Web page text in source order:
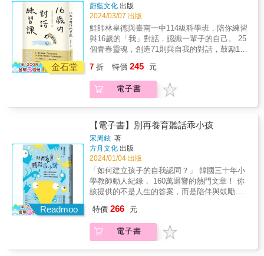
況？ 2. 委婉地說出最近孩子在班上發生的「許
多」大事。 3. 說出孩子的優點，以及老師對他
的疼愛。 4. 說出內心的擔憂。 5. 這些行爲會
對孩子産生哪些負面影響？如何影響孩子的未
來？ 6. 傾聽家長的心聲與需求。 7. 給予一些
更好。 9. 過一些時日，要告訴家長孩子的轉
採用能表達誠懇情感的溝通方式。 2.用令人舒
服的字句來溝通。 3.給予老師即時的正面回
饋。 4.避免在孩子面前批評老師。 5.表達孩子
的為難處境，勝於想為孩子討回公道。
玉（溫美玉科技作文創始人）、館長小編彭冠
綸（《療心圖書館》作者）、羅怡君（親職溝
通作家與講師；「K歌Su房」主持人）齊聲推
薦（依姓氏筆劃順序排列） ◎我曾經看過內心
受傷的老師，黯然地說：「反正就兩年，我用
最低的標準來帶你的孩子就好。」甚至有些認
曾聽過原本高度支持老師的家長，因為不斷收
到老師對孩子情緒性的責備，與老師的關係變
得疏遠，甚至變成對立面。 這對於夾在中間的
三方，更是傷痕累累。──摘自本書內文 ◎給老
師：處理親師衝突的「9大招」 1. 詢問家長，
孩子最近在家中的表現如何，有沒有特殊的狀
況？ 2. 委婉地說出最近孩子在班上發生的「許
多」大事。 3. 說出孩子的優點，以及老師對他
的疼愛。 4. 說出內心的擔憂。 5. 這些行爲會
對孩子産生哪些負面影響？如何影響孩子的未
建議或彈性。 8. 相信在我們的合作下，孩子會
更好。 9. 過一些時日，要告訴家長孩子的轉
變。 ◎給家長：處理親師衝突的「5大招」 1.
採用能表達誠懇情感的溝通方式。 2.用令人舒
要的成績，學生崩潰：「我活著有什麼意
義？！」 逼孩子一直「贏」，但贏的標準是什
麼？終線在哪裡？ 想要贏的人，到底是誰？ 身
處補教最前線，近二十年來，種種教育怪象在
張祐嘉眼前輪番搬演，不計其數的孩子從教育
本應是昇華可塑性、構築夢想的殿堂，卻在社
會及家庭的扭曲壓力下，變形成殘酷的修羅
場，一個孩子的成長竟成了以成績決定人格，
品？ 沒有分數值得拿親子關係換，一生的學習
更不該被考試綁架。請多給孩子等待的時間，
凝神注視孩子真實的模樣，陪伴著他們，穩妥
地走往自己的方向── 在一切來得及以前。 本
書特色： ●資深高中英文補教名師，深入論述
二十年近身觀察、親身接觸的教育怪象與實際
案例。 ●．永無止境的神童焦慮：「我們幾個
資優生家長的小孩都是這樣栽培的，不提早布
局的話，長大會輸給別人。」 ．被分數吞噬的
要當爸媽心中優秀的孩子。爬著爬著，還沒搞
清楚人生是怎麼一回事，便硬生生地摔下，而
身邊他信賴的大人，沒有任何一個人接住他。
迷思、羞辱創傷&hellip;&hellip; 比起擔憂成績
問題，更重要的是探究在成績背後， 究竟是
「什麼」讓孩子出了問題。 ／ ●母親持刀威脅
兒子「不考醫科，我就跟你同歸於盡」；少年
意圖舉刀自刎，最後一名的他，父親在成績單
大大寫下「丟臉」兩個字。 ●學霸考全校第
二，母親埋怨補習班沒教好，害孩子沒拿第
是賠錢貨、只配睡垃圾桶。 ●父親極力栽培、
跳級補習的小神童，有天失控地對爸爸大吼：
「我要殺了你！」 ●在校受挫、補習壓迫，回
家繼續承受「你很爛」的責罵，自信全失的孩
子只能遁入手機，逃離分數、比較、榜單的層
層夾殺&hellip;&hellip; 一週跑三家補習的小學
生問：「我得這樣考試考多久？」 沒考到爸媽
要的成績，學生崩潰：「我活著有什麼意
義？！」 逼孩子一直「贏」，但贏的標準是什
麼？終線在哪裡？ 想要贏的人，到底是誰？ 身
處補教最前線，近二十年來，種種教育怪象在
張祐嘉眼前輪番搬演，不計其數的孩子從教育
高塔墜落，來不及被接住&hellip;&hellip; 教育
本應是昇華可塑性、構築夢想的殿堂，卻在社
會及家庭的扭曲壓力下，變形成殘酷的修羅
金石堂
蔚藍文化 出版
2024/03/07 出版
鮮師林皇德與臺南一中114級科學班，陪你練習
與16歲的「我」對話，認識一輩子的自己。 25
個青春靈魂，創造71則與自我的對話，鼓勵16
德老師精心設計的課程裡，我彷彿也隨著他們
的文字一一觸碰著16歲的心靈，那樣晶瑩剔
透，又是那樣的容易害羞，一顆顆渴望被愛與
並且以文字留駐屬於16歲的雪泥鴻爪。
&mdash;&mdash;詩人 顧蕙倩 臺南一中114級
科學班浸淫於知識，探索自然世界，也試著以
筆以文字剖析自己，透過鮮師林皇德策劃的
「成長：與自己對話」、「試煉：與挑戰對
話」、「修復：與他人對話」、「成全：與群
體對話」等四堂課，這一次25個年輕人轉而觸
摸自我探索內在，藉著與自己對話認識自己。
在這一系列「16歲的對話練習課」裡，有時師
外漂流與漫步；有時天清氣朗，藍天白雲，有
時颱風過後，陰雨綿綿。透過閱讀、思考、感
受與書寫，對於「我是誰？」這個古老的問
7 折 特價 245 元
電子書
Readmoo
【電子書】別再養育聽話乖小孩
宋周鉉 著
方舟文化 出版
2024/01/04 出版
「如何建立孩子的自我認同？」 韓國三十年小
學教師動人紀錄， 160萬迴響的熱門文章！ 你
該提供的不是人生的答案，而是陪伴與鼓勵天
掛嘴邊的孩子&hellip;&hellip; 將朋友當成競爭
對手的孩子&hellip;&hellip; 希望自己沒有手足
的孩子⋯⋯ 這些孩子，真的「有問題」嗎？ ◤
特價 266 元
電子書